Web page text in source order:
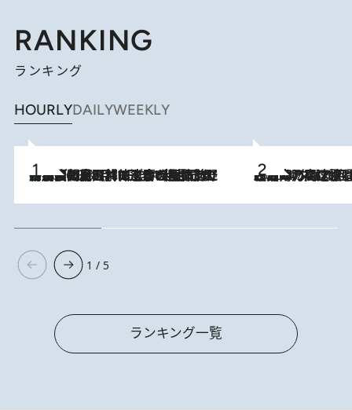
RANKING
ランキング
HOURLYDAILYWEEKLY
2026.8.8
「最後に見られてよかった」上野動物園の東園パンダ舎が解体前に特別公開。8月16日まで延長されたパネル展と共に辿る“半世紀”のパンダ飼育《解体工事の図面あり》 2026.8.7
「湘南乃風に憧れて」観客大盛上がりの“タオル回し”に、ラッパー顔負けの高速歌唱まで…さだまさし（74）のアグレッシブすぎる現在地
1 / 5
ランキング一覧